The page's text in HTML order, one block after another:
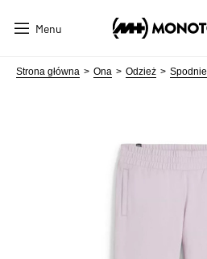
Menu
Strona główna Ona Odzież Spodnie